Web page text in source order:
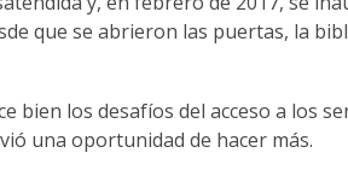
que se abrieron las puertas, la
bien los desafíos del acceso a los
una oportunidad de hacer más.